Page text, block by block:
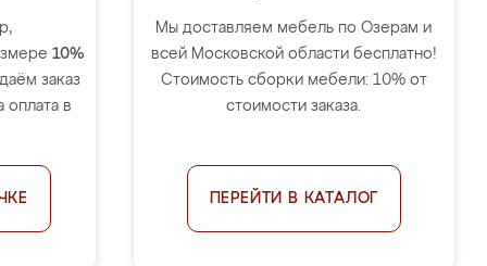
10%
заказ
оплата в
Мы доставляем мебель по Озерам и
всей Московской области бесплатно!
Стоимость сборки мебели: 10% от
стоимости заказа.
ПЕРЕЙТИ В КАТАЛОГ